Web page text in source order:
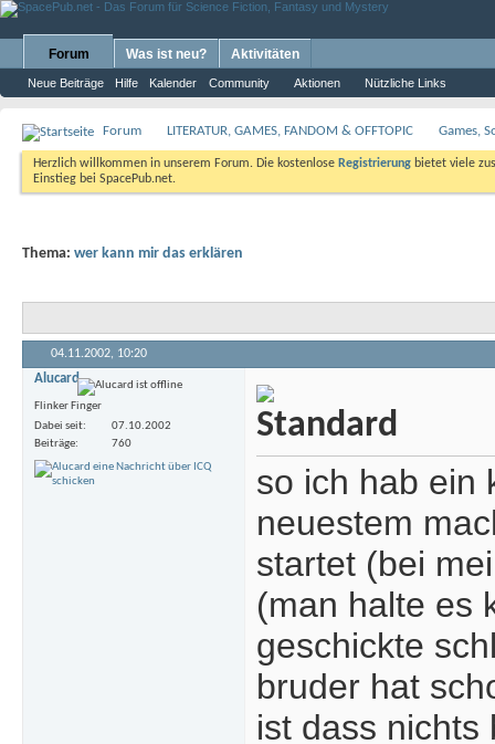
Forum
Neue Beiträge Hilfe Kalender Community Aktionen Nützliche Links
Was ist neu? Aktivitäten
Forum LITERATUR, GAMES, FANDOM & OFFTOPIC Games,
Herzlich willkommen in unserem Forum. Die kostenlose Registrierung bietet viele
Einstieg bei SpacePub.net.
Thema: wer kann mir das erklären
04.11.2002, 10:20
Alucard
Flinker Finger
Dabei seit
07.10.2002
Beiträge
760
so ich hab ein
neuestem
startet (bei
(man halte es
geschickte
bruder hat
ist dass nichts